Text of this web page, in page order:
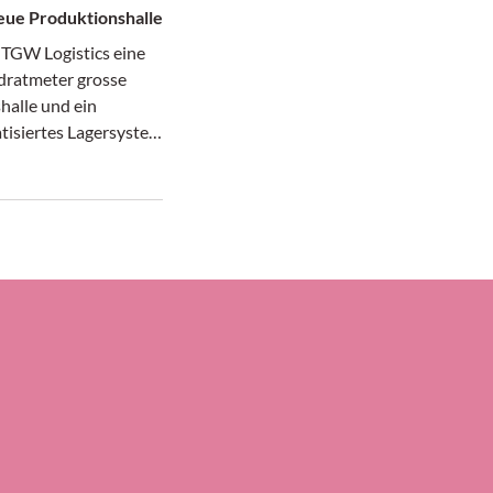
Produktionshalle
Logistics eine
grosse
und ein
Lagersystem